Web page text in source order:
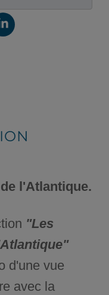
l'Atlantique.
"Les
d'une vue
avec la